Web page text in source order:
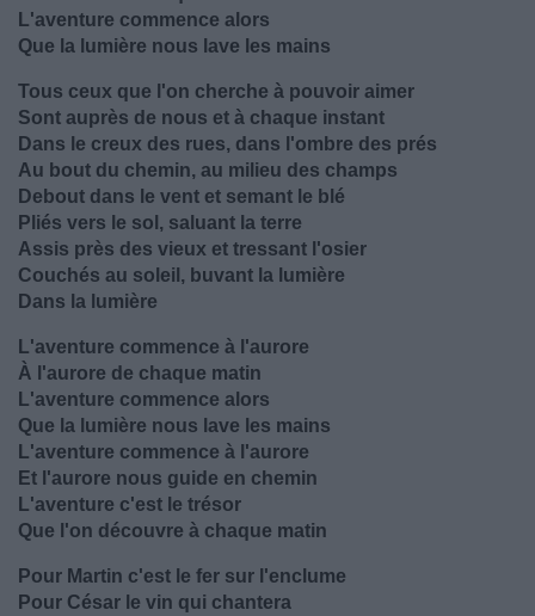
L'aventure commence alors
Que la lumière nous lave les mains
Tous ceux que l'on cherche à pouvoir aimer
Sont auprès de nous et à chaque instant
Dans le creux des rues, dans l'ombre des prés
Au bout du chemin, au milieu des champs
Debout dans le vent et semant le blé
Pliés vers le sol, saluant la terre
Assis près des vieux et tressant l'osier
Couchés au soleil, buvant la lumière
Dans la lumière
L'aventure commence à l'aurore
À l'aurore de chaque matin
L'aventure commence alors
Que la lumière nous lave les mains
L'aventure commence à l'aurore
Et l'aurore nous guide en chemin
L'aventure c'est le trésor
Que l'on découvre à chaque matin
Pour Martin c'est le fer sur l'enclume
Pour César le vin qui chantera